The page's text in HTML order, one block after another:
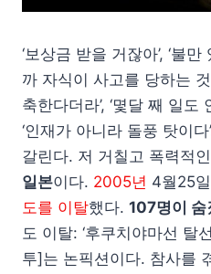
‘보상금 받을 거잖아’, ‘불
까 자식이 사고를 당하는 것
축한다더라’, ‘몇달 째 일도
‘인재가 아니라 돌풍 탓이
갈린다. 저 거칠고 폭력적
일본이다. 2005년 4월25
도를 이탈했다. 107명이
도 이탈: ‘후쿠치야마선 탈
투]는 논픽션이다. 참사를